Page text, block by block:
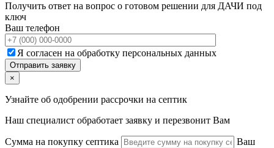
Получить ответ на вопрос о готовом решении для ДАЧИ под
ключ
Ваш телефон
Я согласен на обработку персональных данных
×
Узнайте об одобрении рассрочки на септик
Наш специалист обработает заявку и перезвонит Вам
Сумма на покупку септика
Ваш